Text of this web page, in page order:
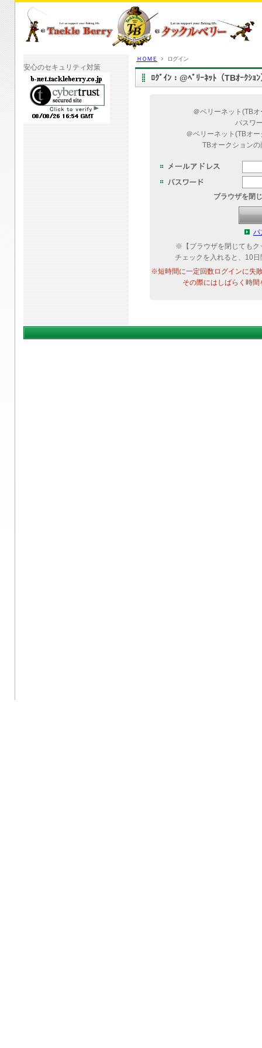
ＨＯＭＥ ログイン
ﾛｸﾞｲﾝ：@ﾍﾞﾘｰﾈｯﾄ（TBｵｰｸｼｮ
＠ベリーネット(TB
パスワ
＠ベリーネット(TBオ
TBオークション
パ
※【ブラウザを閉じてもク
チェックを入れると、10
※短時間に一定回数ログインに失
その際にはしばらく時
ブラウザを閉
安心のセキュリティ対策